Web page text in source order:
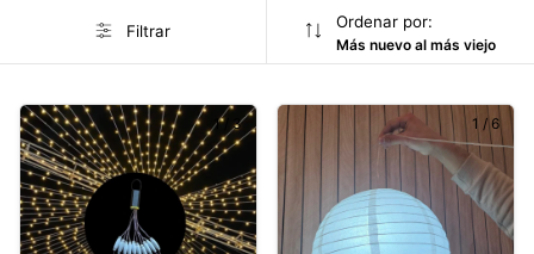
Filtrar Ordenar por:
Más nuevo al más viejo
1/ 3 1 /6